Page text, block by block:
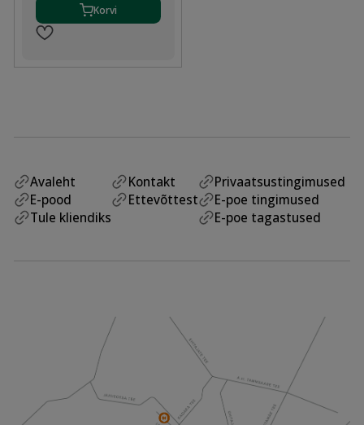
Korvi
Avaleht
E-pood
Tule kliendiks
Kontakt
Ettevõttest
Privaatsustingimused
E-poe tingimused
E-poe tagastused